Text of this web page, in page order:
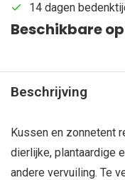
14 dagen
Beschikbare
Beschrijving
Kussen en zonnetent
dierlijke, plantaardige
andere vervuiling. Te